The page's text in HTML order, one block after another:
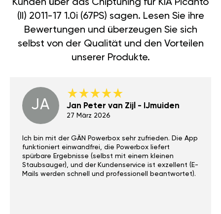
Kunden über das Chiptuning für KIA Picanto
(II) 2011-17 1.0i (67PS) sagen. Lesen Sie ihre
Bewertungen und überzeugen Sie sich
selbst von der Qualität und den Vorteilen
unserer Produkte.
JA Jan Peter van Zijl - IJmuiden
27 März 2026
Ich bin mit der GÄN Powerbox sehr zufrieden. Die App
funktioniert einwandfrei, die Powerbox liefert
spürbare Ergebnisse (selbst mit einem kleinen
Staubsauger), und der Kundenservice ist exzellent (E-
Mails werden schnell und professionell beantwortet).